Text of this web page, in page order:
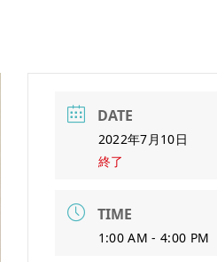
DATE
2022年7月10日
終了
TIME
1:00 AM - 4:00 PM